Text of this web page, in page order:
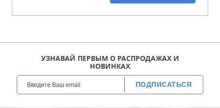
УЗНАВАЙ ПЕРВЫМ О РАСПРОДАЖАХ И
НОВИНКАХ
ПОДПИСАТЬСЯ